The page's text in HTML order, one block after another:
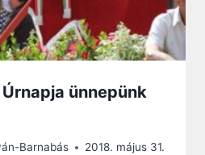
ünnepünk
Barnabás 2018. május 31.